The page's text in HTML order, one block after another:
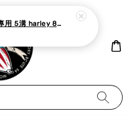
《美式工廠》 哈雷專用 5溝 harley 883 48 dyna softail 鋁合金 握把套 銀/黑